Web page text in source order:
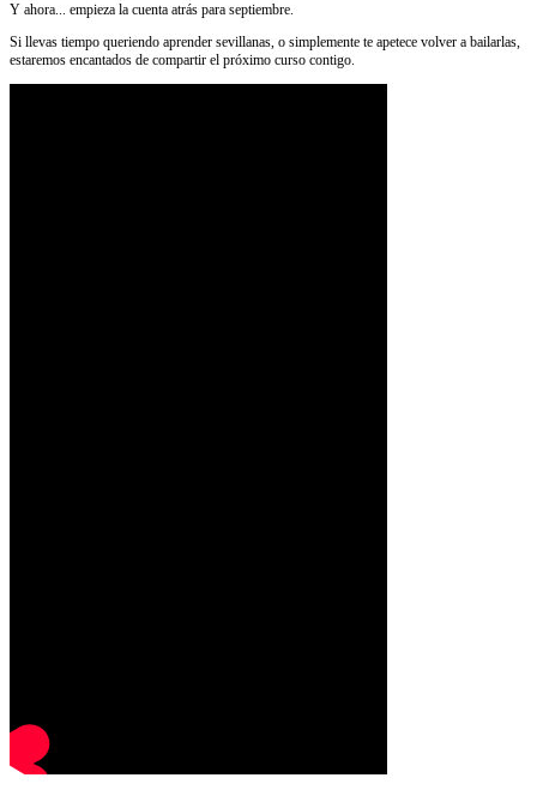
Y ahora... empieza la cuenta atrás para septiembre.
Si llevas tiempo queriendo aprender sevillanas, o simplemente te apetece volver a bailarlas,
estaremos encantados de compartir el próximo curso contigo.